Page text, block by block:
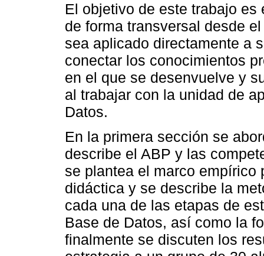
El objetivo de este trabajo
de forma transversal desde
sea aplicado directamente a
conectar los conocimientos
en el que se desenvuelve y
al trabajar con la unidad de
Datos.
En la primera sección se
describe el ABP y las
se plantea el marco empírico
didáctica y se describe la
cada una de las etapas de
Base de Datos, así como la
finalmente se discuten los